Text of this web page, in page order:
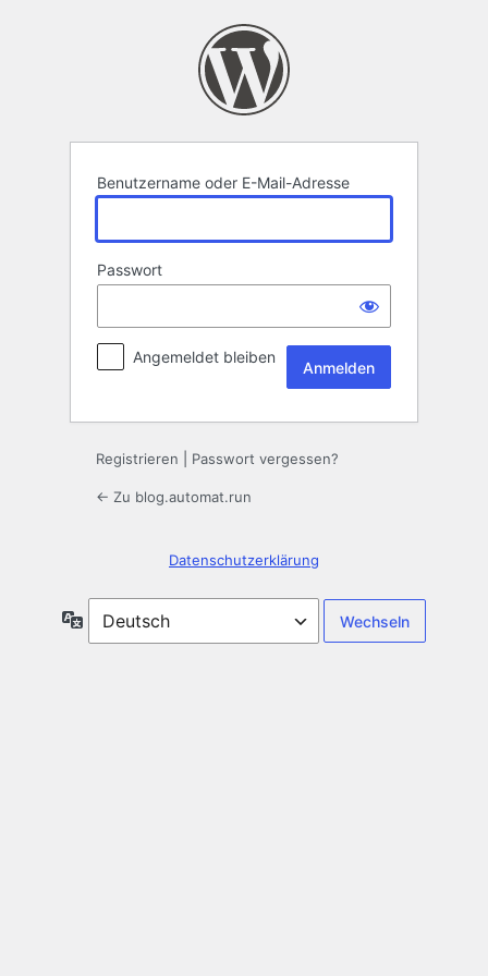
Benutzername oder E-Mail-Adresse
Passwort
Angemeldet bleiben
Registrieren Passwort vergessen?
← Zu blog.automat.run
Datenschutzerklärung
Sprache